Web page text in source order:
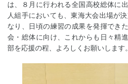
は、８月に行われる全国高校総体に
人組手においても、東海大会出場が
なり、日頃の練習の成果を発揮でき
会・総体に向け、これからも日々精
部を応援の程、よろしくお願いします。